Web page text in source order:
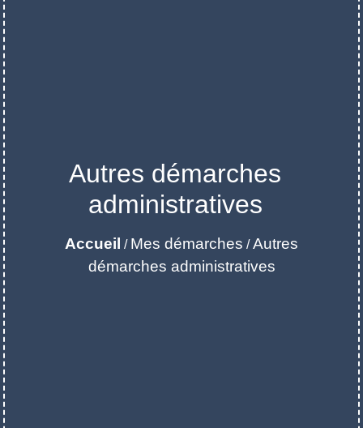
Autres démarches
administratives
Accueil / Mes démarches /Autres
démarches administratives